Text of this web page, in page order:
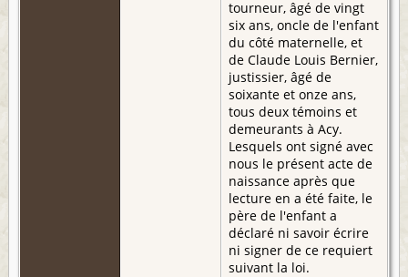
tourneur, âgé de vingt
six ans, oncle de l'enfant
du côté maternelle, et
de Claude Louis Bernier,
justissier, âgé de
soixante et onze ans,
tous deux témoins et
demeurants à Acy.
Lesquels ont signé avec
nous le présent acte de
naissance après que
lecture en a été faite, le
père de l'enfant a
déclaré ni savoir écrire
ni signer de ce requiert
suivant la loi.